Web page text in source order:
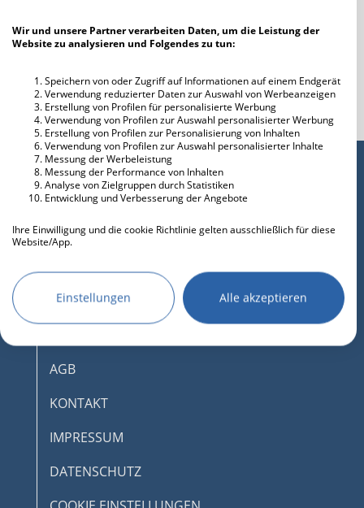
Wir und unsere Partner verarbeiten Daten, um die Leistung der
Website zu analysieren und Folgendes zu tun:
Speichern von oder Zugriff auf Informationen auf einem Endgerät
Verwendung reduzierter Daten zur Auswahl von Werbeanzeigen
Erstellung von Profilen für personalisierte Werbung
Verwendung von Profilen zur Auswahl personalisierter Werbung
Erstellung von Profilen zur Personalisierung von Inhalten
Verwendung von Profilen zur Auswahl personalisierter Inhalte
Messung der Werbeleistung
Messung der Performance von Inhalten
Analyse von Zielgruppen durch Statistiken
Entwicklung und Verbesserung der Angebote
Ihre Einwilligung und die cookie Richtlinie gelten ausschließlich für diese
Website/App.
Wir nutzen Ihre Daten für folgende Zwecke:
IAB-Verarbeitungszwecke:
Speichern von oder Zugriff auf
Informationen auf einem Endgerät
Verwendung reduzierter Daten zur Auswahl
Werbung
Verwendung von Profilen zur Auswahl
Einstellungen Alle akzeptieren
AGB
KONTAKT
IMPRESSUM
DATENSCHUTZ